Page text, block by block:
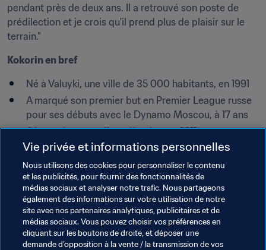
pendant près de deux ans. Il a retrouvé son poste de
prédilection et je crois qu'il prend plus de plaisir sur le
terrain."
Kokorin en bref
Né à Valuyki, une ville de 35 000 habitants, en 1991
A marqué son premier but en Premier League russe
pour ses débuts avec le Dynamo Moscou, à 17 ans
A honoré sa première sélection en 2011
A joué 46 matches et marqué 12 buts avec la Russie
Meilleur buteur de l'équipe de Russie actuelle
A disputé trois matches et inscrit un but pendant la
Coupe du Monde 2014
Vit sa troisième saison au Zénith Saint-Pétersbourg
Réalise son meilleur début de saison : 15 buts en 18
matches
Vie privée et informations personnelles
Nous utilisons des cookies pour personnaliser le contenu
et les publicités, pour fournir des fonctionnalités de
médias sociaux et analyser notre trafic. Nous partageons
également des informations sur votre utilisation de notre
site avec nos partenaires analytiques, publicitaires et de
médias sociaux. Vous pouvez choisir vos préférences en
cliquant sur les boutons de droite, et déposer une
demande d’opposition à la vente / la transmission de vos